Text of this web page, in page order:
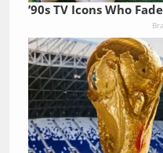
’90s TV Icons Who